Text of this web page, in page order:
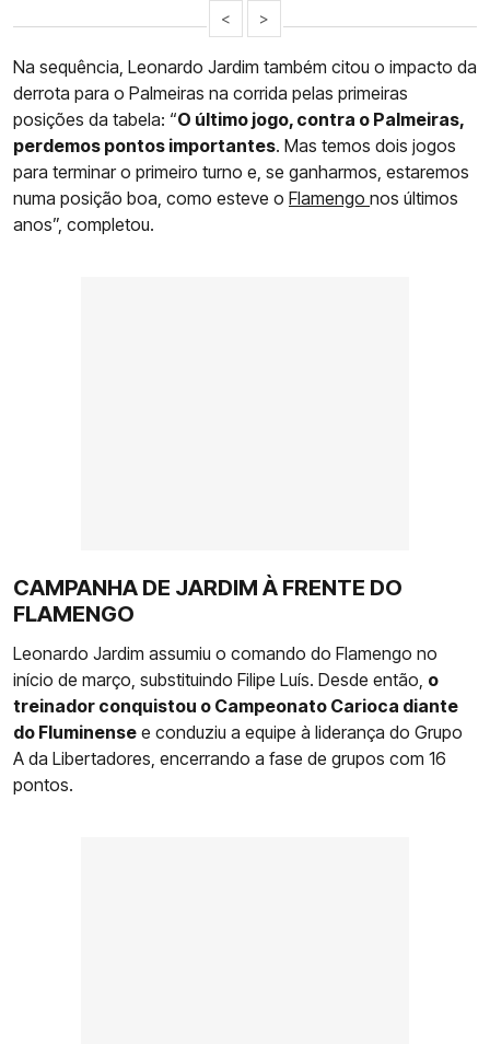
< >
Na sequência, Leonardo Jardim também citou o impacto da
derrota para o Palmeiras na corrida pelas primeiras
posições da tabela: “O último jogo, contra o Palmeiras,
perdemos pontos importantes. Mas temos dois jogos
para terminar o primeiro turno e, se ganharmos, estaremos
numa posição boa, como esteve o Flamengo nos últimos
anos”, completou.
CAMPANHA DE JARDIM À FRENTE DO
FLAMENGO
Leonardo Jardim assumiu o comando do Flamengo no
início de março, substituindo Filipe Luís. Desde então, o
treinador conquistou o Campeonato Carioca diante
do Fluminense e conduziu a equipe à liderança do Grupo
A da Libertadores, encerrando a fase de grupos com 16
pontos.